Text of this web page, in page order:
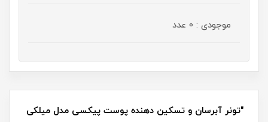
موجودی : 0 عدد
"تونر آبرسان و تسکین دهنده پوست پیکسی مدل میلکی